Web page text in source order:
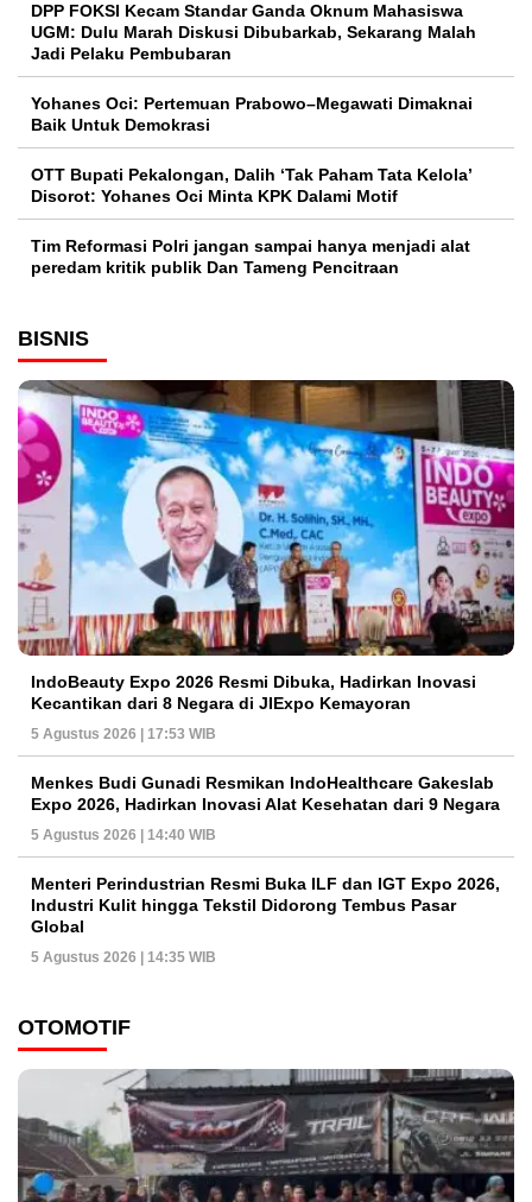
DPP FOKSI Kecam Standar Ganda Oknum Mahasiswa
UGM: Dulu Marah Diskusi Dibubarkab, Sekarang Malah
Jadi Pelaku Pembubaran
Yohanes Oci: Pertemuan Prabowo–Megawati Dimaknai
Baik Untuk Demokrasi
OTT Bupati Pekalongan, Dalih ‘Tak Paham Tata Kelola’
Disorot: Yohanes Oci Minta KPK Dalami Motif
Tim Reformasi Polri jangan sampai hanya menjadi alat
peredam kritik publik Dan Tameng Pencitraan
BISNIS
IndoBeauty Expo 2026 Resmi Dibuka, Hadirkan Inovasi
Kecantikan dari 8 Negara di JIExpo Kemayoran
5 Agustus 2026 | 17:53 WIB
Menkes Budi Gunadi Resmikan IndoHealthcare Gakeslab
Expo 2026, Hadirkan Inovasi Alat Kesehatan dari 9 Negara
5 Agustus 2026 | 14:40 WIB
Menteri Perindustrian Resmi Buka ILF dan IGT Expo 2026,
Industri Kulit hingga Tekstil Didorong Tembus Pasar
Global
5 Agustus 2026 | 14:35 WIB
OTOMOTIF